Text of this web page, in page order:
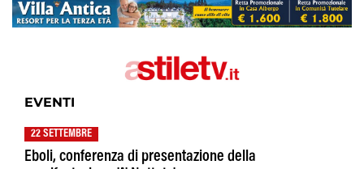
EVENTI
22 SETTEMBRE
Eboli, conferenza di presentazione della